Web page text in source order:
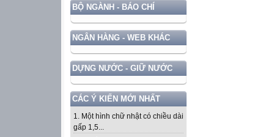
BỘ NGÀNH - BÁO CHÍ
NGÂN HÀNG - WEB KHÁC
DỰNG NƯỚC - GIỮ NƯỚC
CÁC Ý KIẾN MỚI NHẤT
1. Một hình chữ nhật có chiều dài
gấp 1,5...